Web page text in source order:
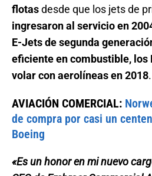
flotasdesde que los jets de
ingresaron al servicio en
E-Jets de segunda
eficiente en combustible, los
volar con aerolíneas en 2018.
AVIACIÓN COMERCIAL:
de compra por casi un
Boeing
«Es un honor en mi nuevo